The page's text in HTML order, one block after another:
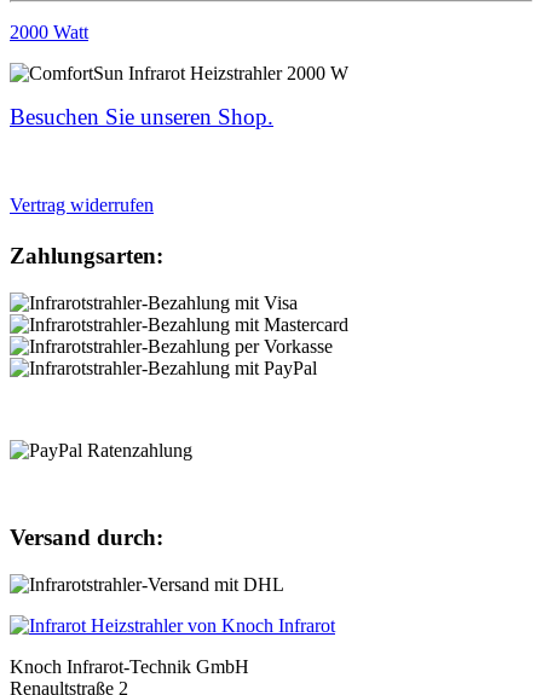
2000 Watt
Besuchen Sie unseren Shop.
Vertrag widerrufen
Zahlungsarten:
Versand durch:
Knoch Infrarot-Technik GmbH
Renaultstraße 2